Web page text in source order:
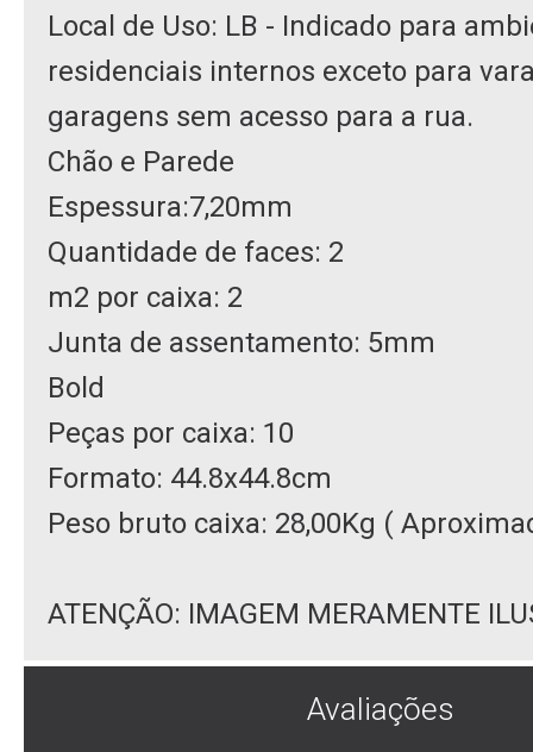
Local de Uso: LB - Indicado para
residenciais internos exceto para
garagens sem acesso para a rua.
Chão e Parede
Espessura:7,20mm
Quantidade de faces: 2
m2 por caixa: 2
Junta de assentamento: 5mm
Bold
Peças por caixa: 10
Formato: 44.8x44.8cm
Peso bruto caixa: 28,00Kg (
ATENÇÃO: IMAGEM MERAMENTE
Avaliações